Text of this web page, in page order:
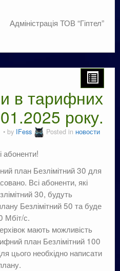
Адміністрація ТОВ “Гіптел”
в тарифних
року.
by IFess Posted in новости
абоненти!
план Безлімітний 30 для
Всі абоненти, які
30, будуть
Безлімітний 50 та буде
Мбіт/с.
мають можливість
план Безлімітний 100
цього необхідно написати